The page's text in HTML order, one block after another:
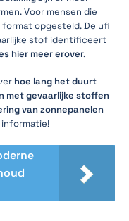
Voor mensen die
opgesteld. De ufi
stof identificeert
hier meer erover.
hoe lang het duurt
met gevaarlijke stoffen
van zonnepanelen
informatie!